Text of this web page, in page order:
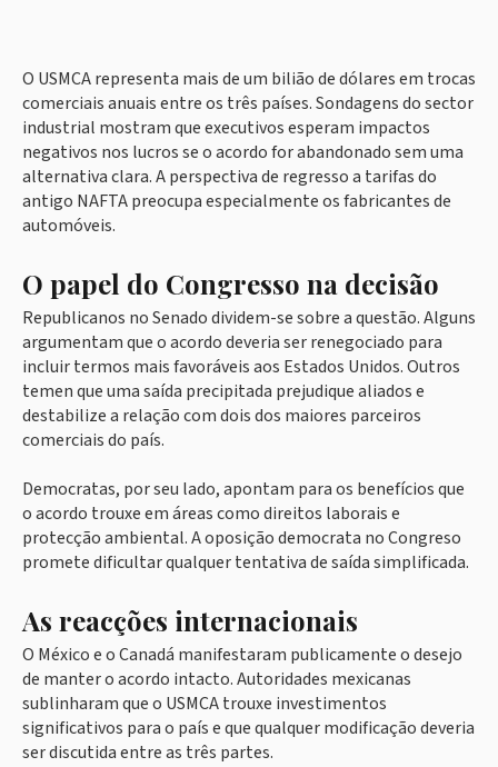
O USMCA representa mais de um bilião de dólares em trocas
comerciais anuais entre os três países. Sondagens do sector
industrial mostram que executivos esperam impactos
negativos nos lucros se o acordo for abandonado sem uma
alternativa clara. A perspectiva de regresso a tarifas do
antigo NAFTA preocupa especialmente os fabricantes de
automóveis.
O papel do Congresso na decisão
Republicanos no Senado dividem-se sobre a questão. Alguns
argumentam que o acordo deveria ser renegociado para
incluir termos mais favoráveis aos Estados Unidos. Outros
temen que uma saída precipitada prejudique aliados e
destabilize a relação com dois dos maiores parceiros
comerciais do país.
Democratas, por seu lado, apontam para os benefícios que
o acordo trouxe em áreas como direitos laborais e
protecção ambiental. A oposição democrata no Congreso
promete dificultar qualquer tentativa de saída simplificada.
As reacções internacionais
O México e o Canadá manifestaram publicamente o desejo
de manter o acordo intacto. Autoridades mexicanas
sublinharam que o USMCA trouxe investimentos
significativos para o país e que qualquer modificação deveria
ser discutida entre as três partes.